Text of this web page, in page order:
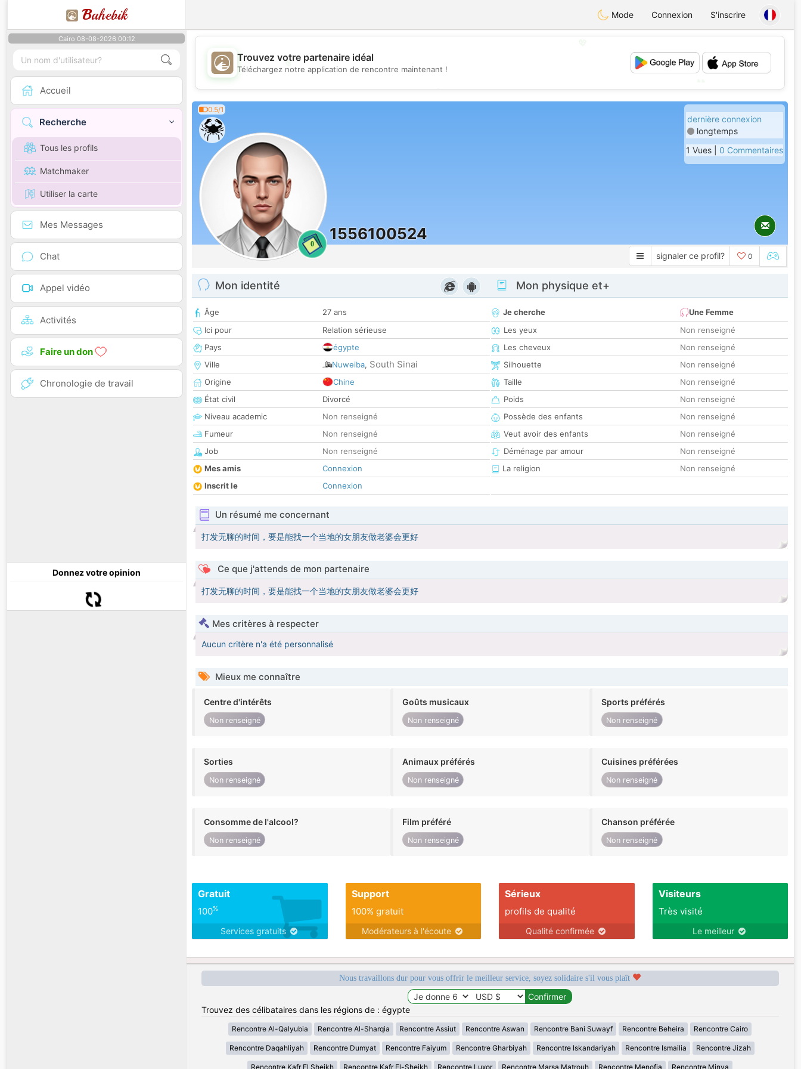
Bahebik Mode Connexion S'inscrire
Cairo 08-08-2026 00:12
Accueil
Recherche
Tous les profils
Matchmaker
Utiliser la carte
Mes Messages
Chat
Appel vidéo
Activités
Faire un don
Chronologie de travail
Donnez votre opinion
💖
💕
💕
Trouvez votre partenaire idéal
Téléchargez notre application de rencontre maintenant !
0.5/1
0
1556100524
dernière connexion
longtemps
1 Vues | 0 Commentaires
signaler ce profil? 0
Mon identité
Âge
27 ans
Ici pour
Relation sérieuse
Pays
égypte
Ville
Nuweiba, South Sinai
Origine
Chine
État civil
Divorcé
Niveau academic
Non renseigné
Fumeur
Non renseigné
Job
Non renseigné
Mes amis
Connexion
Inscrit le
Connexion
Mon physique et+
Je cherche
Une Femme
Les yeux
Non renseigné
Les cheveux
Non renseigné
Silhouette
Non renseigné
Taille
Non renseigné
Poids
Non renseigné
Possède des enfants
Non renseigné
Veut avoir des enfants
Non renseigné
Déménage par amour
Non renseigné
La religion
Non renseigné
Un résumé me concernant
打发无聊的时间，要是能找一个当地的女朋友做老婆会更好
Ce que j'attends de mon partenaire
打发无聊的时间，要是能找一个当地的女朋友做老婆会更好
Mes critères à respecter
Aucun critère n'a été personnalisé
Mieux me connaître
Centre d'intérêts
Non renseigné
Goûts musicaux
Non renseigné
Sports préférés
Non renseigné
Sorties
Non renseigné
Animaux préférés
Non renseigné
Cuisines préférées
Non renseigné
Consomme de l'alcool?
Non renseigné
Film préféré
Non renseigné
Chanson préférée
Non renseigné
Gratuit
100%
Services gratuits
Support
100% gratuit
Modérateurs à l'écoute
Sérieux
profils de qualité
Qualité confirmée
Visiteurs
Très visité
Le meilleur
Nous travaillons dur pour vous offrir le meilleur service, soyez solidaire s'il vous plaît
Trouvez des célibataires dans les régions de : égypte
Rencontre Al-Qalyubia Rencontre Al-Sharqia Rencontre Assiut Rencontre Aswan Rencontre Bani Suwayf Rencontre Beheira Rencontre Cairo
Rencontre Daqahliyah Rencontre Dumyat Rencontre Faiyum Rencontre Gharbiyah Rencontre Iskandariyah Rencontre Ismailia Rencontre Jizah
Rencontre Kafr El Sheikh Rencontre Kafr El-Sheikh Rencontre Luxor Rencontre Marsa Matrouh Rencontre Menofia Rencontre Minya